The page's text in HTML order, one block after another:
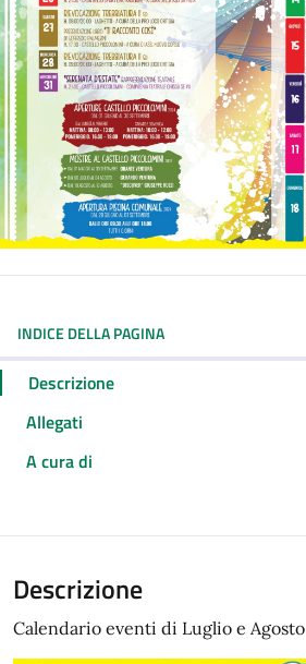
INDICE DELLA PAGINA
Descrizione
Allegati
A cura di
Descrizione
Calendario eventi di Luglio e Agosto